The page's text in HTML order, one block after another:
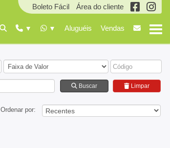
Boleto Fácil Área do cliente
Aluguéis Vendas
Buscar Limpar
Ordenar por: